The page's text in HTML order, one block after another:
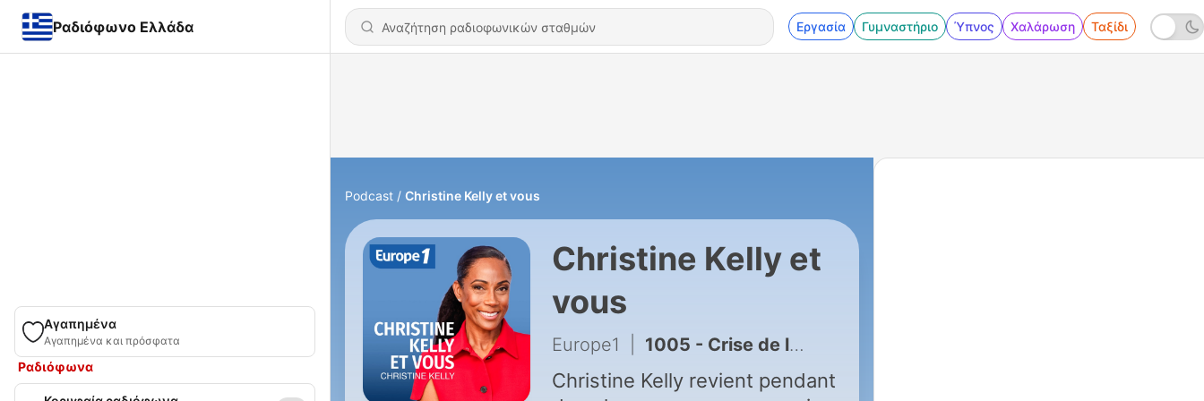
Ραδιόφωνο Ελλάδα Εργασία Γυμναστήριο Ύπνος Χαλάρωση Ταξίδι
Αγαπημένα
Αγαπημένα και πρόσφατα
Ραδιόφωνα
Podcast Christine Kelly et vous
Christine Kelly et
vous
Europe1 1005 - Crise de l'autorité : Comment l'État capitule face à l'ultra-violence des mineurs ?
Christine Kelly revient pendant